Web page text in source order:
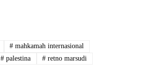
# mahkamah internasional
#palestina # retno marsudi